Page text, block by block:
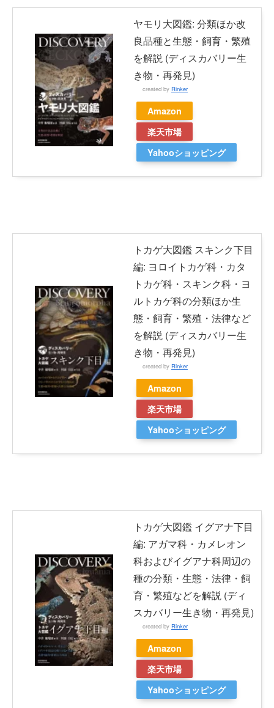
ヤモリ大図鑑: 分類ほか改
良品種と生態・飼育・繁殖
を解説 (ディスカバリー生
き物・再発見)
created by Rinker
Amazon
楽天市場
Yahooショッピング
トカゲ大図鑑 スキンク下目
編: ヨロイトカゲ科・カタ
トカゲ科・スキンク科・ヨ
ルトカゲ科の分類ほか生
態・飼育・繁殖・法律など
を解説 (ディスカバリー生
き物・再発見)
created by Rinker
Amazon
楽天市場
Yahooショッピング
トカゲ大図鑑 イグアナ下目
編: アガマ科・カメレオン
科およびイグアナ科周辺の
種の分類・生態・法律・飼
育・繁殖などを解説 (ディ
スカバリー生き物・再発見)
created by Rinker
Amazon
楽天市場
Yahooショッピング